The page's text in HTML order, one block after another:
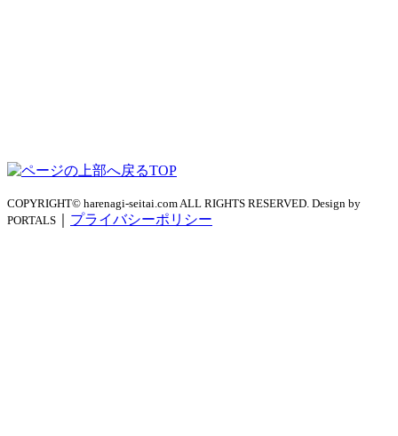
TOP
COPYRIGHT© harenagi-seitai.com ALL RIGHTS RESERVED. Design by
PORTALS
プライバシーポリシー